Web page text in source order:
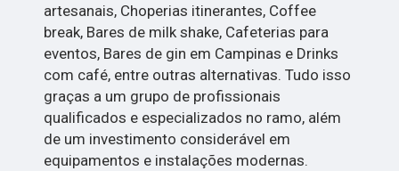
artesanais, Choperias itinerantes, Coffee
break, Bares de milk shake, Cafeterias para
eventos, Bares de gin em Campinas e Drinks
com café, entre outras alternativas. Tudo isso
graças a um grupo de profissionais
qualificados e especializados no ramo, além
de um investimento considerável em
equipamentos e instalações modernas.